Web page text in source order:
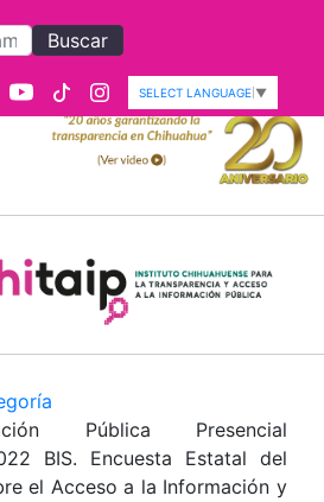
Buscar
SELECT LANGUAGE ▼
Pública Presencial
BIS. Encuesta Estatal del
el Acceso a la Información y